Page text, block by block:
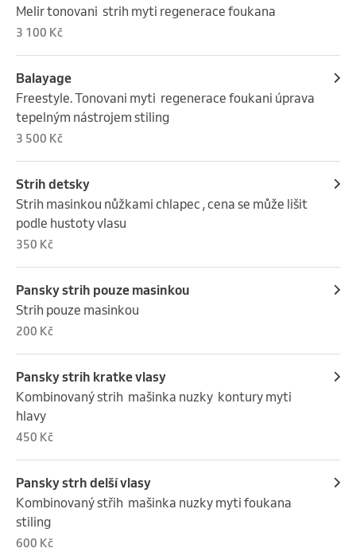
Melir tonovani  strih myti regenerace foukana
3 100 Kč
Balayage
Freestyle. Tonovani myti  regenerace foukani úprava
tepelným nástrojem stiling
3 500 Kč
Strih detsky
Strih masinkou nůžkami chlapec , cena se může lišit
podle hustoty vlasu
350 Kč
Pansky strih pouze masinkou
Strih pouze masinkou
200 Kč
Pansky strih kratke vlasy
Kombinovaný strih  mašinka nuzky  kontury myti
hlavy
450 Kč
Pansky strh delší vlasy
Kombinovaný střih  mašinka nuzky myti foukana
stiling
600 Kč